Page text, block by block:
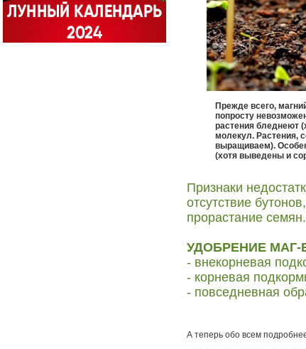
Прежде всего,
попросту
растения бледнеют
молекул. Растения,
выращиваем).
(хотя выведены и
Признаки
отсутствие
прорастание семян.
УДОБРЕНИЕ МАГ-
- внекорневая
- корневая
- повседневная
А теперь обо всем